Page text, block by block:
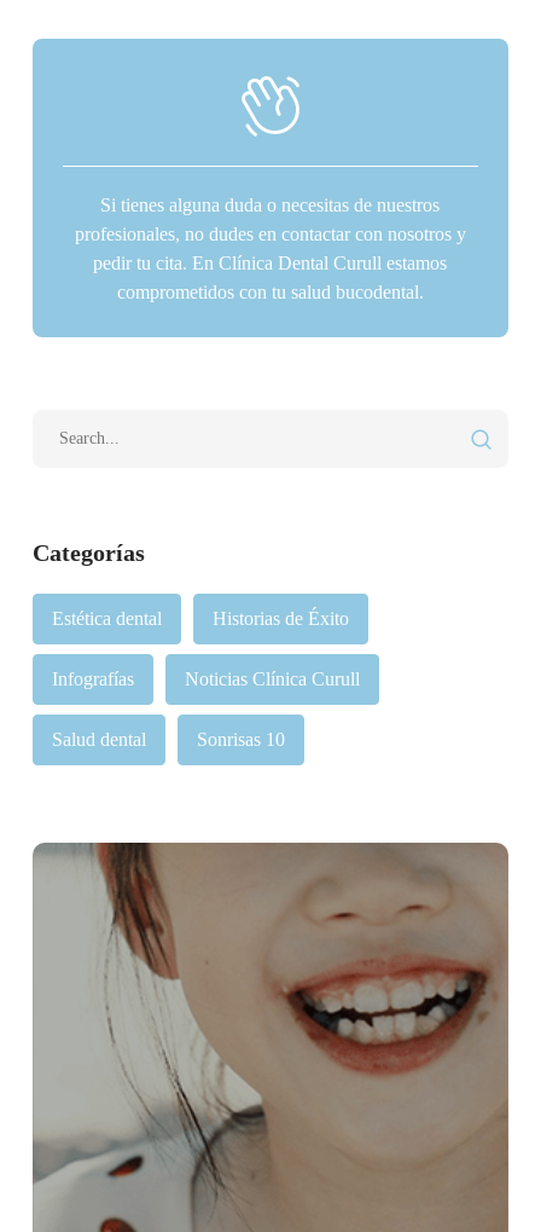
Categorías
Estética dental Historias de Éxito
Infografías Noticias Clínica Curull
Salud dental Sonrisas 10
Si tienes alguna duda o necesitas de nuestros
profesionales, no dudes en contactar con nosotros y
pedir tu cita. En Clínica Dental Curull estamos
comprometidos con tu salud bucodental.